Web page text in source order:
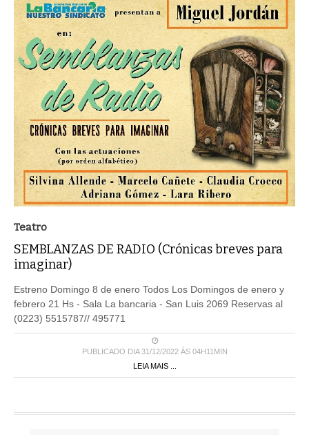
Teatro
SEMBLANZAS DE RADIO (Crónicas breves para
imaginar)
Estreno Domingo 8 de enero Todos Los Domingos de enero y
febrero 21 Hs - Sala La bancaria - San Luis 2069 Reservas al
(0223) 5515787// 495771
PUBLICADO DIA 31/12/2022 ÀS 04H11MIN
LEIA MAIS ...